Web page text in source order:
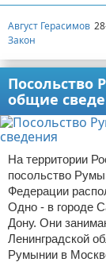
Август Герасимов
Закон
Посольство
общие
На территории
посольство
Федерации
Одно - в городе
Дону. Они
Ленинградской
Румынии в